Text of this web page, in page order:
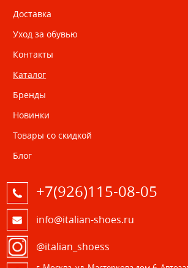
Доставка
Уход за обувью
Контакты
Каталог
Бренды
Новинки
Товары со скидкой
Блог
+7(926)115-08-05
info@italian-shoes.ru
@italian_shoess